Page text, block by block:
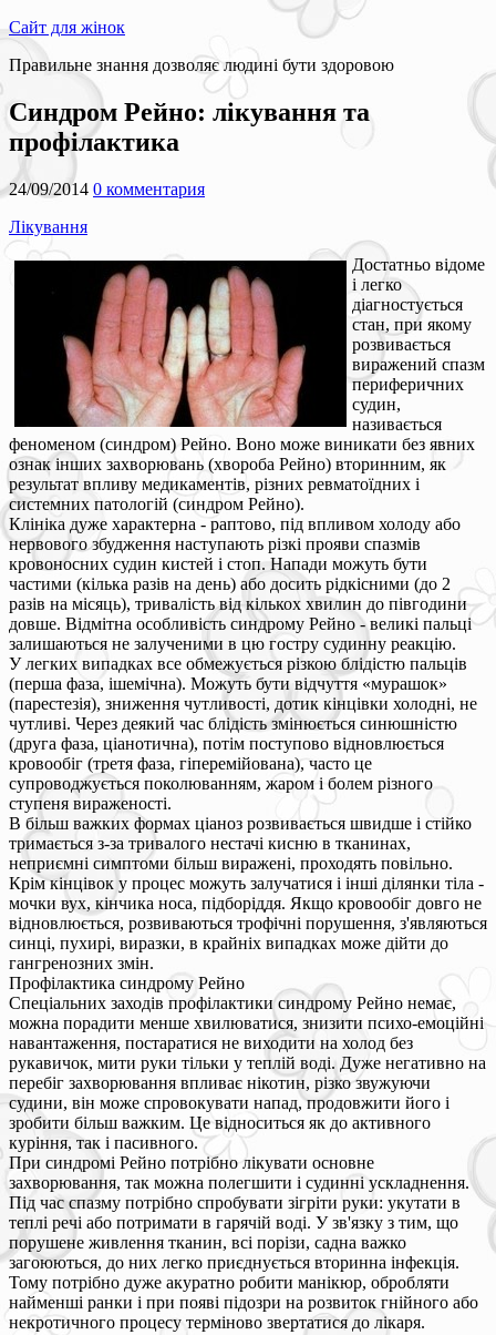
Сайт для жінок
Правильне знання дозволяє людині бути здоровою
Синдром Рейно: лікування та
профілактика
24/09/2014 0 комментария
Лікування
Достатньо відоме
і легко
діагностується
стан, при якому
розвивається
виражений спазм
периферичних
судин,
називається
феноменом (синдром) Рейно. Воно може виникати без явних
ознак інших захворювань (хвороба Рейно) вторинним, як
результат впливу медикаментів, різних ревматоїдних і
системних патологій (синдром Рейно).
Клініка дуже характерна - раптово, під впливом холоду або
нервового збудження наступають різкі прояви спазмів
кровоносних судин кистей і стоп. Напади можуть бути
частими (кілька разів на день) або досить рідкісними (до 2
разів на місяць), тривалість від кількох хвилин до півгодини
довше. Відмітна особливість синдрому Рейно - великі пальці
залишаються не залученими в цю гостру судинну реакцію.
У легких випадках все обмежується різкою блідістю пальців
(перша фаза, ішемічна). Можуть бути відчуття «мурашок»
(парестезія), зниження чутливості, дотик кінцівки холодні, не
чутливі. Через деякий час блідість змінюється синюшністю
(друга фаза, ціанотична), потім поступово відновлюється
кровообіг (третя фаза, гіперемійована), часто це
супроводжується поколюванням, жаром і болем різного
ступеня вираженості.
В більш важких формах ціаноз розвивається швидше і стійко
тримається з-за тривалого нестачі кисню в тканинах,
неприємні симптоми більш виражені, проходять повільно.
Крім кінцівок у процес можуть залучатися і інші ділянки тіла -
мочки вух, кінчика носа, підборіддя. Якщо кровообіг довго не
відновлюється, розвиваються трофічні порушення, з'являються
синці, пухирі, виразки, в крайніх випадках може дійти до
гангренозних змін.
Профілактика синдрому Рейно
Спеціальних заходів профілактики синдрому Рейно немає,
можна порадити менше хвилюватися, знизити психо-емоційні
навантаження, постаратися не виходити на холод без
рукавичок, мити руки тільки у теплій воді. Дуже негативно на
перебіг захворювання впливає нікотин, різко звужуючи
судини, він може спровокувати напад, продовжити його і
зробити більш важким. Це відноситься як до активного
куріння, так і пасивного.
При синдромі Рейно потрібно лікувати основне
захворювання, так можна полегшити і судинні ускладнення.
Під час спазму потрібно спробувати зігріти руки: укутати в
теплі речі або потримати в гарячій воді. У зв'язку з тим, що
порушене живлення тканин, всі порізи, садна важко
загоюються, до них легко приєднується вторинна інфекція.
Тому потрібно дуже акуратно робити манікюр, обробляти
найменші ранки і при появі підозри на розвиток гнійного або
некротичного процесу терміново звертатися до лікаря.